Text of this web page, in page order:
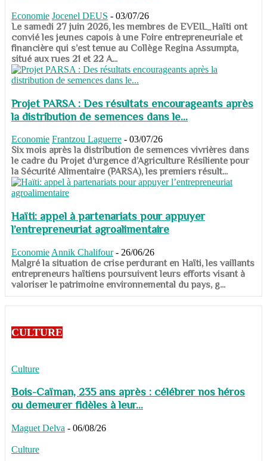
Economie Jocenel DEUS - 03/07/26
Le samedi 27 juin 2026, les membres de EVEIL_Haïti ont
convié les jeunes capois à une Foire entrepreneuriale et
financière qui s’est tenue au Collège Regina Assumpta,
situé aux rues 21 et 22 A...
Projet PARSA : Des résultats encourageants après
la distribution de semences dans le...
Economie Frantzou Laguerre - 03/07/26
​​​​​​​Six mois après la distribution de semences vivrières dans
le cadre du Projet d’urgence d’Agriculture Résiliente pour
la Sécurité Alimentaire (PARSA), les premiers résult...
Haïti: appel à partenariats pour appuyer
l’entrepreneuriat agroalimentaire
Economie Annik Chalifour - 26/06/26
​​​​​​​Malgré la situation de crise perdurant en Haïti, les vaillants
entrepreneurs haïtiens poursuivent leurs efforts visant à
valoriser le patrimoine environnemental du pays, g...
CULTURE
Culture
Bois-Caïman, 235 ans après : célébrer nos héros
ou demeurer fidèles à leur...
Maguet Delva - 06/08/26
Culture